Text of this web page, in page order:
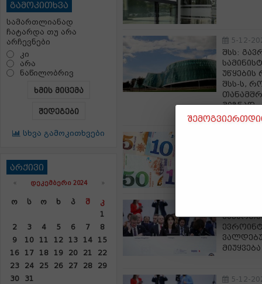
გამოკითხვა
სამართლიანად
ჩატარდა თუ არა
არჩევნები
კი
არა
ნაწილობრივ
ხმის მიცემა
შედეგები
სხვა გამოკითხვები
არქივი
« ᲓᲔᲙᲔᲛᲑᲔᲠᲘ 2024 »
Ო Ს Ო Ხ Პ Შ
Კ
1
2
3 4 5 6 7
8
9
10 11 12 13 14
15
16
17 18 19 20 21
22
23
24 25 26 27 28
29
30
31
5-12-
შსს:
უწყების
შსს-ს,
მიზნად
5-12-